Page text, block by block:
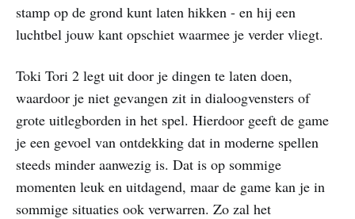
stamp op de grond kunt laten hikken - en hij een
luchtbel jouw kant opschiet waarmee je verder vliegt.
Toki Tori 2 legt uit door je dingen te laten doen,
waardoor je niet gevangen zit in dialoogvensters of
grote uitlegborden in het spel. Hierdoor geeft de game
je een gevoel van ontdekking dat in moderne spellen
steeds minder aanwezig is. Dat is op sommige
momenten leuk en uitdagend, maar de game kan je in
sommige situaties ook verwarren. Zo zal het